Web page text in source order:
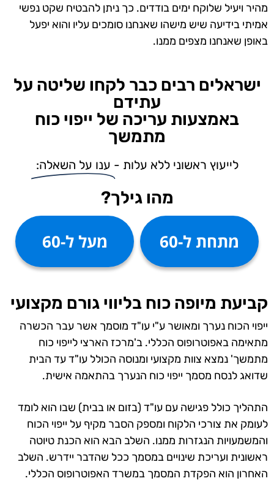
מהיר ויעיל שלוקח ימים בודדים. כך ניתן להבטיח שקט נפשי
אמיתי בידיעה שיש מישהו שאנחנו סומכים עליו והוא יפעל
באופן שאנחנו מצפים ממנו.
ישראלים רבים כבר לקחו שליטה על
עתידם
באמצעות עריכה של ייפוי כוח
מתמשך
לייעוץ ראשוני ללא עלות - ענו על השאלה:
מהו גילך?
מתחת ל-60 מעל ל-60
קביעת מיופה כוח בליווי גורם מקצועי
ייפוי הכוח נערך ומאושר ע"י עו"ד מוסמך אשר עבר הכשרה
מתאימה באפוטרופוס הכללי. ב'מרכז הארצי לייפוי כוח
מתמשך' נמצא צוות מקצועי ומנוסה הכולל עו"ד עד הבית
שדואג לנסח מסמך ייפוי כוח הנערך בהתאמה אישית.
התהליך כולל פגישה עם עו"ד (בזום או בבית) שבו הוא לומד
לעומק את צורכי הלקוח ומספק הסבר מקיף על ייפוי הכוח
והמשמעויות הנגזרות ממנו. השלב הבא הוא הכנת טיוטה
ראשונית ועריכת שינויים במסמך ככל שהדבר יידרש. השלב
האחרון הוא הפקדת המסמך במשרד האפוטרופוס הכללי.